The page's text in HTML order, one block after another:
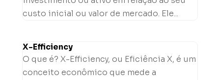
custo inicial ou valor de mercado. Ele...
X-Efficiency
O que é? X-Efficiency, ou Eficiência X, é um
conceito econômico que mede a